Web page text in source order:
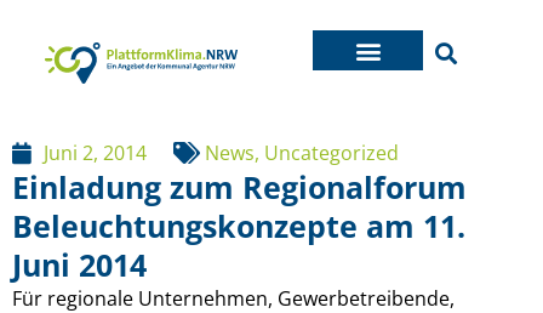
Juni 2, 2014 News, Uncategorized
Einladung zum Regionalforum
Beleuchtungskonzepte am 11.
Juni 2014
Für regionale Unternehmen, Gewerbetreibende,